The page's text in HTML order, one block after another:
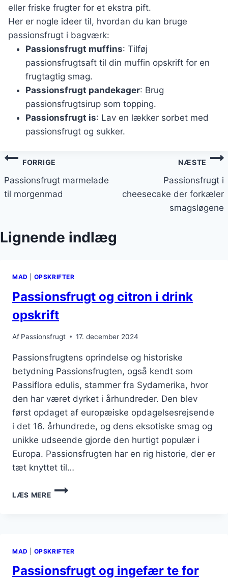
eller friske frugter for et ekstra pift.
Her er nogle ideer til, hvordan du kan bruge
passionsfrugt i bagværk:
Passionsfrugt muffins: Tilføj
passionsfrugtsaft til din muffin opskrift for en
frugtagtig smag.
Passionsfrugt pandekager: Brug
passionsfrugtsirup som topping.
Passionsfrugt is: Lav en lækker sorbet med
passionsfrugt og sukker.
Indlægsnavigation
FORRIGE
Passionsfrugt marmelade
til morgenmad
NÆSTE
Passionsfrugt i
cheesecake der forkæler
smagsløgene
Lignende indlæg
MAD OPSKRIFTER
Passionsfrugt og citron i drink
opskrift
Af Passionsfrugt 17. december 2024
Passionsfrugtens oprindelse og historiske
betydning Passionsfrugten, også kendt som
Passiflora edulis, stammer fra Sydamerika, hvor
den har været dyrket i århundreder. Den blev
først opdaget af europæiske opdagelsesrejsende
i det 16. århundrede, og dens eksotiske smag og
unikke udseende gjorde den hurtigt populær i
Europa. Passionsfrugten har en rig historie, der er
tæt knyttet til…
LÆS MERE
PASSIONSFRUGT
OG
MAD OPSKRIFTER
Passionsfrugt og ingefær te for